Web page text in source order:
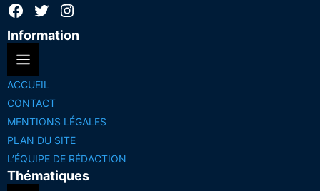
Facebook
TwitterInstagram
Information
ACCUEIL
CONTACT
MENTIONS LÉGALES
PLAN DU SITE
L’ÉQUIPE DE RÉDACTION
Thématiques